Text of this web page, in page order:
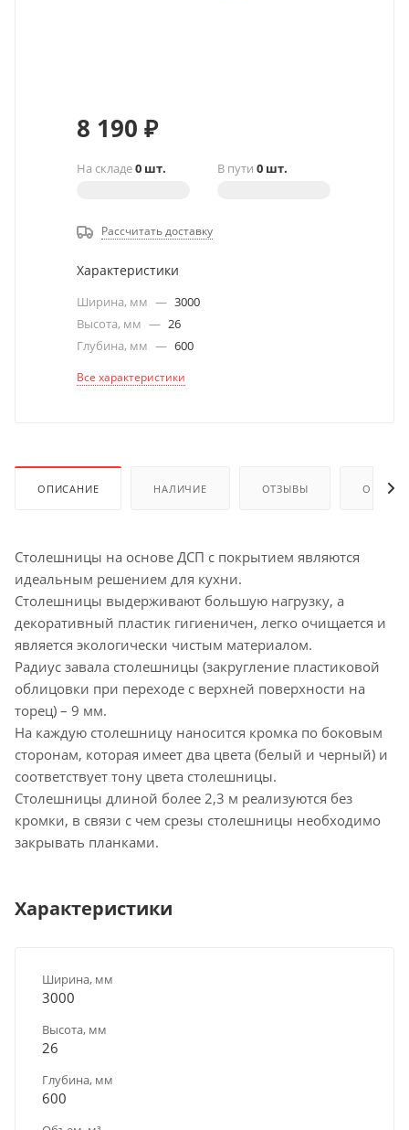
8 190 ₽
На складе0 шт. В пути 0 шт.
Рассчитать доставку
Характеристики
Ширина, мм — 3000
Высота, мм — 26
Глубина, мм — 600
Все характеристики
ОПИСАНИЕ НАЛИЧИЕ ОТЗЫВЫ ОПЛАТА
Столешницы на основе ДСП с покрытием являются
идеальным решением для кухни.
Столешницы выдерживают большую нагрузку, а
декоративный пластик гигиеничен, легко очищается и
является экологически чистым материалом.
Радиус завала столешницы (закругление пластиковой
облицовки при переходе с верхней поверхности на
торец) – 9 мм.
На каждую столешницу наносится кромка по боковым
сторонам, которая имеет два цвета (белый и черный) и
соответствует тону цвета столешницы.
Столешницы длиной более 2,3 м реализуются без
кромки, в связи с чем срезы столешницы необходимо
закрывать планками.
Характеристики
Ширина, мм
3000
Высота, мм
26
Глубина, мм
600